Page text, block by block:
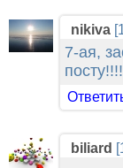
nikiva
7-ая,
biliard